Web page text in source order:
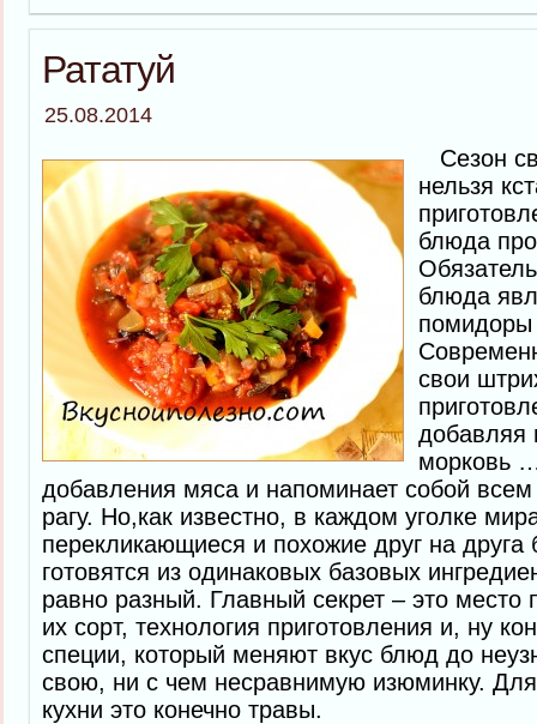
Рататуй
25.08.2014
Сезон
нельзя
блюда
блюда
помидоры
свои
добавляя
морковь
добавления мяса и напоминает собой
рагу. Но,как известно, в каждом уголке
перекликающиеся и похожие друг на
готовятся из одинаковых базовых
равно разный. Главный секрет – это место
их сорт, технология приготовления и, ну
специи, который меняют вкус блюд до
свою, ни с чем несравнимую изюминку.
кухни это конечно травы.